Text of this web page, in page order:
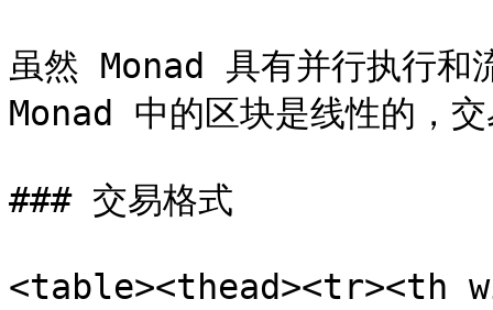
虽然 Monad 具有并行执行和
Monad 中的区块是线性的，
### 交易格式
<table><thead><tr><th